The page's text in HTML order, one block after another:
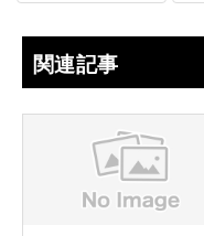
関連記事